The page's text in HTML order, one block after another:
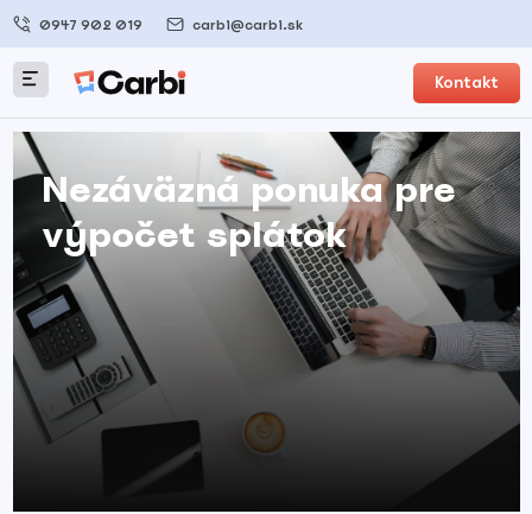
0947 902 019 carbi@carbi.sk
Kontakt
Nezáväzná ponuka pre
výpočet splátok